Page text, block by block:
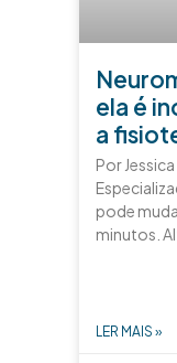
ela é
a
Por
pode
minutos.
LER MAIS »